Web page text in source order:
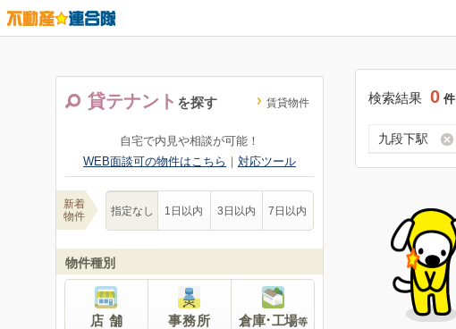
貸テナント を探す 賃貸物件
自宅で内見や相談が可能！
WEB面談可の物件はこちら ｜ 対応ツール
新着
物件
指定なし 1日以内 3日以内 7日以内
物件種別
店 舗 事務所 倉庫･工場等
検索結果 0 件
九段下駅